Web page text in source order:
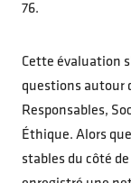
76.
Cette évaluation
questions autour
Responsables,
Éthique. Alors
stables du côté